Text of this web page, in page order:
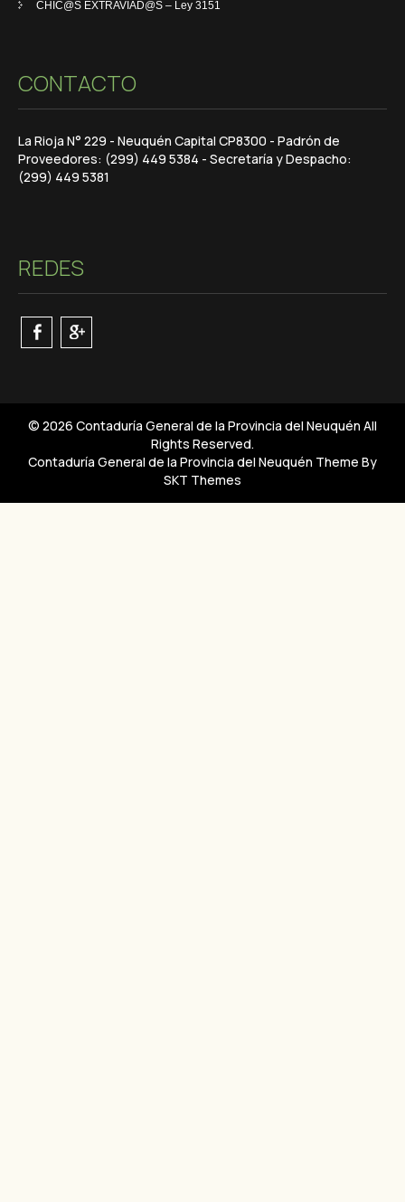
CHIC@S EXTRAVIAD@S – Ley 3151
CONTACTO
La Rioja N° 229 - Neuquén Capital CP8300 - Padrón de
Proveedores: (299) 449 5384 - Secretaría y Despacho:
(299) 449 5381
REDES
© 2026 Contaduría General de la Provincia del Neuquén All
Rights Reserved.
Contaduría General de la Provincia del Neuquén Theme By
SKT Themes